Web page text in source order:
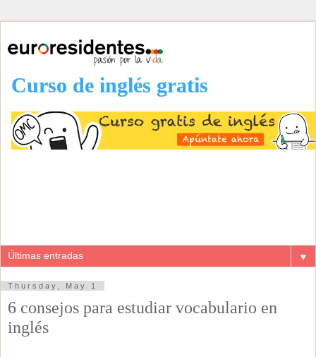
Curso de inglés gratis
▼
Thursday, May 1
6 consejos para estudiar vocabulario en
inglés